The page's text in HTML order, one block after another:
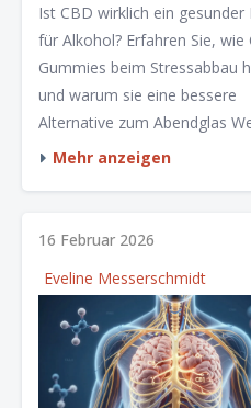
ENTSPANNEN?
Ist CBD wirklich ein gesunder
für Alkohol? Erfahren Sie, wie
Gummies beim Stressabbau
und warum sie eine bessere
Alternative zum Abendglas
sind.Mehr anzeigen
16 Februar 2026
Eveline Messerschmidt